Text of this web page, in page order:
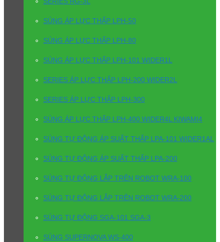
SÚNG ÁP LỰC THẤP LPH-50
SÚNG ÁP LỰC THẤP LPH-80
SÚNG ÁP LỰC THẤP LPH-101 WIDER1L
SERIES ÁP LỰC THẤP LPH-200 WIDER2L
SERIES ÁP LỰC THẤP LPH-300
SÚNG ÁP LỰC THẤP LPH-400 WIDER4L KIWAMI4
SÚNG TỰ ĐỘNG ÁP SUẤT THẤP LPA-101 WIDER1AL
SÚNG TỰ ĐỘNG ÁP SUẤT THẤP LPA-200
SÚNG TỰ ĐỘNG LẮP TRÊN ROBOT WRA-100
SÚNG TỰ ĐỘNG LẮP TRÊN ROBOT WRA-200
SÚNG TỰ ĐỘNG SGA-101 SGA-3
SÚNG SUPERNOVA WS-400